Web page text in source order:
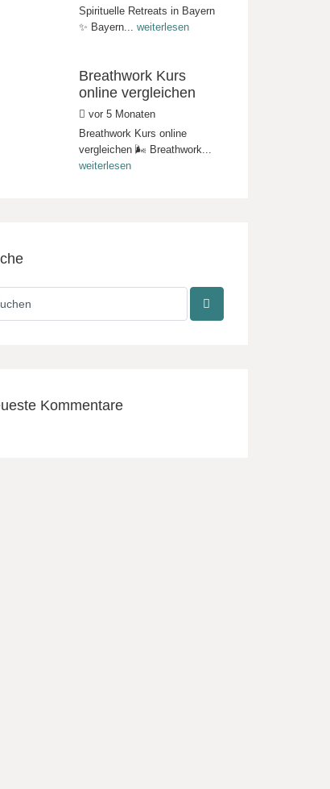
Spirituelle Retreats in Bayern
✨ Bayern... weiterlesen
Breathwork Kurs
online vergleichen
vor 5 Monaten
Breathwork Kurs online
vergleichen 🌬️ Breathwork...
weiterlesen
Kommentare